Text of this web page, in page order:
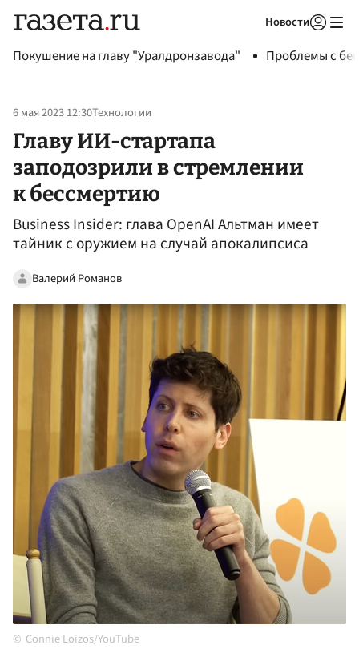
Новости
Покушение на главу "Уралдронзавода" Проблемы с
6 мая 2023 12:30Технологии
Главу ИИ-стартапа
заподозрили в стремлении
к бессмертию
Business Insider: глава OpenAI Альтман имеет
тайник с оружием на случай апокалипсиса
Валерий Романов
Connie Loizos/YouTube